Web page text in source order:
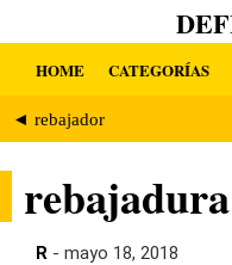
HOME CATEGORÍAS
◄ rebajador
rebajadura
R - mayo 18, 2018